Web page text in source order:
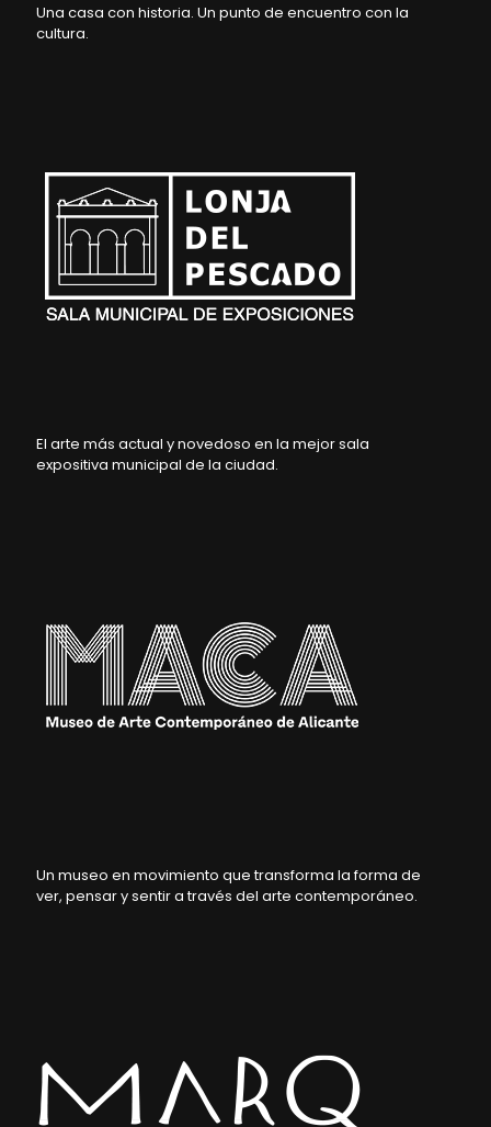
Una casa con historia. Un punto de encuentro con la
cultura.
El arte más actual y novedoso en la mejor sala
expositiva municipal de la ciudad.
Un museo en movimiento que transforma la forma de
ver, pensar y sentir a través del arte contemporáneo.